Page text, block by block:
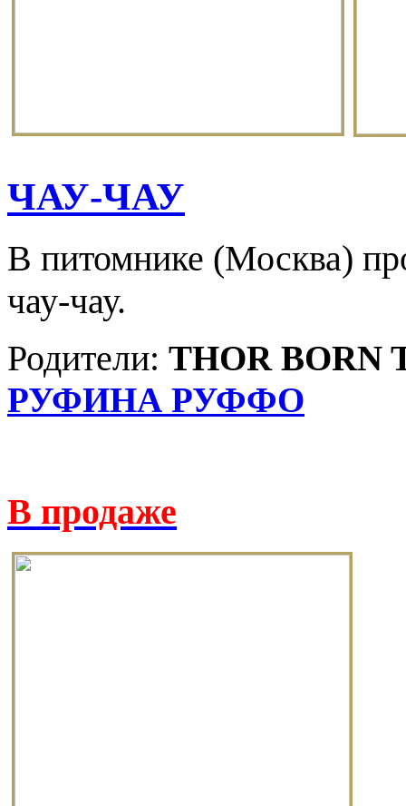
ЧАУ-ЧАУ
В питомнике (Москва)
чау-чау.
Родители: THOR BORN
РУФИНА РУФФО
В продаже